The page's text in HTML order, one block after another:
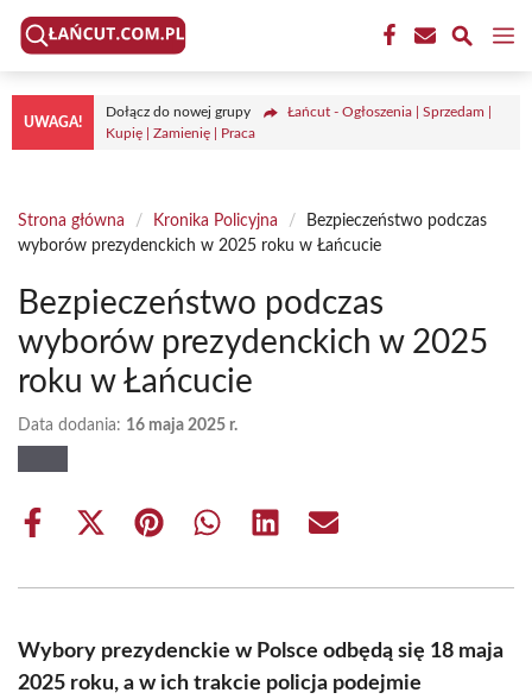
Przejdź
treści
UWAGA!
Dołącz do nowej grupy
Łańcut - Ogłoszenia | Sprzedam |
Kupię | Zamienię | Praca
Strona główna / Kronika Policyjna /
Bezpieczeństwo podczas
wyborów prezydenckich w 2025 roku w Łańcucie
Bezpieczeństwo podczas
wyborów prezydenckich w 2025
roku w Łańcucie
Data dodania: 16 maja 2025 r.
Share
Share
(Twitter)
Share Share Share Share
Wybory prezydenckie w Polsce odbędą się 18 maja
2025 roku, a w ich trakcie policja podejmie